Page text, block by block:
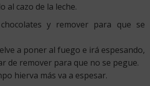
al cazo de la leche.
y remover para que se
a poner al fuego e irá espesando,
de remover para que no se pegue.
hierva más va a espesar.